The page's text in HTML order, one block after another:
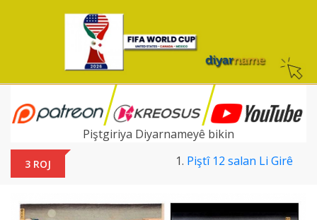
Piştgiriya Diyarnameyê bikin
3 ROJ
Piştî 12 salan Li Girê